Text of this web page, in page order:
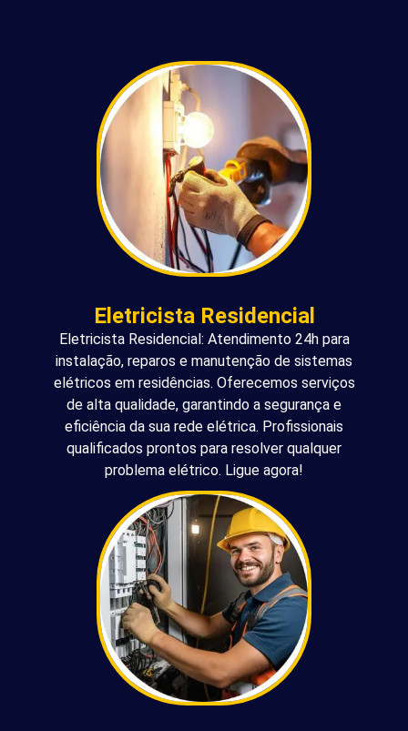
Eletricista Residencial
Eletricista Residencial: Atendimento 24h para
instalação, reparos e manutenção de sistemas
elétricos em residências. Oferecemos serviços
de alta qualidade, garantindo a segurança e
eficiência da sua rede elétrica. Profissionais
qualificados prontos para resolver qualquer
problema elétrico. Ligue agora!